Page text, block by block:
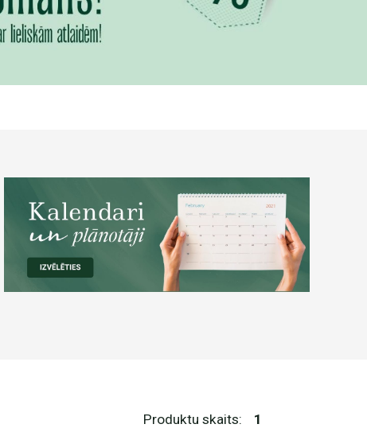
Produktu skaits: 1